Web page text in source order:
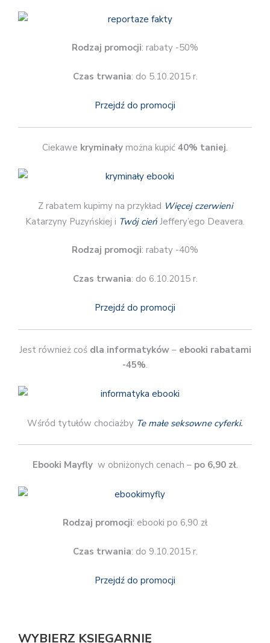
Rodzaj promocji: rabaty -50%
Czas trwania: do 5.10.2015 r.
Przejdź do promocji
Ciekawe kryminały można kupić 40% taniej.
Z rabatem kupimy na przykład Więcej czerwieni
Katarzyny Puzyńskiej i Twój cieńJeffery’ego Deavera.
Rodzaj promocji: rabaty -40%
Czas trwania: do 6.10.2015 r.
Przejdź do promocji
Jest również coś dla informatyków–ebooki rabatami
-45%.
Wśród tytułów chociażby Te małe seksowne cyferki.
Ebooki Mayflyw obniżonych cenach – po 6,90 zł.
Rodzaj promocji: ebooki po 6,90 zł
Czas trwania: do 9.10.2015 r.
Przejdź do promocji
WYBIERZ KSIĘGARNIĘ